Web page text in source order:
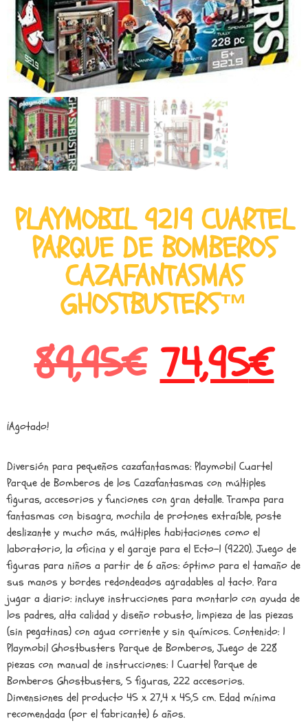
PLAYMOBIL 9219 CUARTEL
PARQUE DE BOMBEROS
CAZAFANTASMAS
GHOSTBUSTERS™
89,95€ 74,95€
¡Agotado!
Diversión para pequeños cazafantasmas: Playmobil Cuartel
Parque de Bomberos de los Cazafantasmas con múltiples
figuras, accesorios y funciones con gran detalle. Trampa para
fantasmas con bisagra, mochila de protones extraíble, poste
deslizante y mucho más, múltiples habitaciones como el
laboratorio, la oficina y el garaje para el Ecto-1 (9220). Juego de
figuras para niños a partir de 6 años: óptimo para el tamaño de
sus manos y bordes redondeados agradables al tacto. Para
jugar a diario: incluye instrucciones para montarlo con ayuda de
los padres, alta calidad y diseño robusto, limpieza de las piezas
(sin pegatinas) con agua corriente y sin químicos. Contenido: 1
Playmobil Ghostbusters Parque de Bomberos, Juego de 228
piezas con manual de instrucciones: 1 Cuartel Parque de
Bomberos Ghostbusters, 5 figuras, 222 accesorios.
Dimensiones del producto 45 x 27,4 x 45,5 cm. Edad mínima
recomendada (por el fabricante) 6 años.